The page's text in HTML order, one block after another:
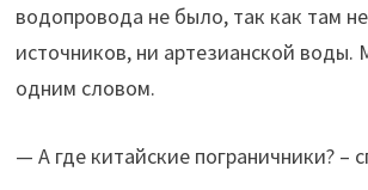
водопровода не было, так как там
источников, ни артезианской воды.
одним словом.
— А где китайские пограничники? –